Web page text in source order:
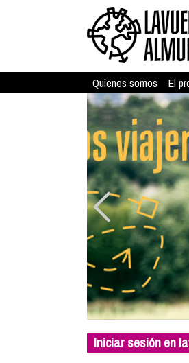
Quienes somos El
Iniciar sesión en